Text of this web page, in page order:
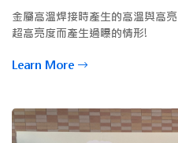
金屬高溫焊接時產生的高溫與高
超高亮度而產生過曝的情形!
Learn More